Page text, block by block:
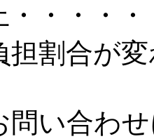
・・・・
割合が
い合わ